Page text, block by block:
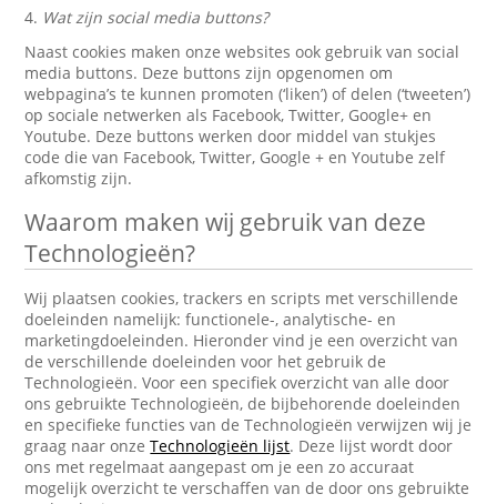
4. Wat zijn social media buttons?
Naast cookies maken onze websites ook gebruik van social
media buttons. Deze buttons zijn opgenomen om
webpagina’s te kunnen promoten (‘liken’) of delen (‘tweeten’)
op sociale netwerken als Facebook, Twitter, Google+ en
Youtube. Deze buttons werken door middel van stukjes
code die van Facebook, Twitter, Google + en Youtube zelf
afkomstig zijn.
Waarom maken wij gebruik van deze
Technologieën?
Wij plaatsen cookies, trackers en scripts met verschillende
doeleinden namelijk: functionele-, analytische- en
marketingdoeleinden. Hieronder vind je een overzicht van
de verschillende doeleinden voor het gebruik de
Technologieën. Voor een specifiek overzicht van alle door
ons gebruikte Technologieën, de bijbehorende doeleinden
en specifieke functies van de Technologieën verwijzen wij je
graag naar onzeTechnologieën lijst. Deze lijst wordt door
ons met regelmaat aangepast om je een zo accuraat
mogelijk overzicht te verschaffen van de door ons gebruikte